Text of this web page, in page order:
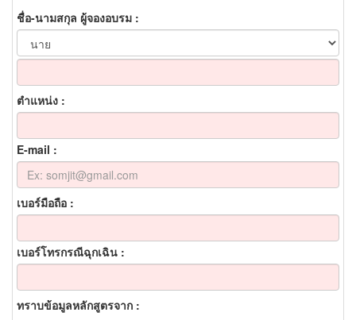
ชื่อ-นามสกุล ผู้จองอบรม
ตำแหน่ง
E-mail
เบอร์มือถือ
เบอร์โทรกรณีฉุกเฉิน
ทราบข้อมูลหลักสูตรจาก